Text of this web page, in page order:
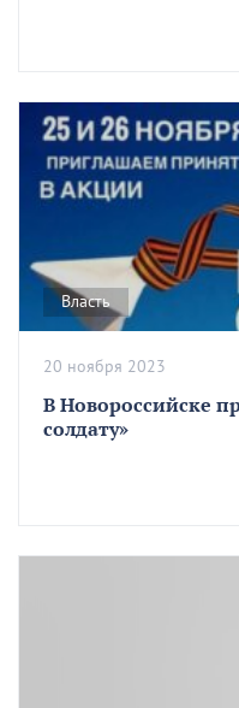
Власть
В Новороссийске
солдату»
20 ноября 2023